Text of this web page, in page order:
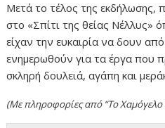
Μετά το τέλος της εκδήλωσης,
στο «Σπίτι της θείας Νέλλυς»
είχαν την ευκαιρία να δουν
ενημερωθούν για τα έργα που
σκληρή δουλειά, αγάπη και
(Με πληροφορίες από “Το Χαμόγελο